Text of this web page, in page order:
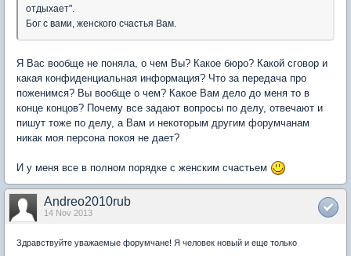
отдыхает".
Бог с вами, женского счастья Вам.
Я Вас вообще не поняла, о чем Вы? Какое бюро? Какой сговор и
какая конфиденциальная информация? Что за передача про
поженимся? Вы вообще о чем? Какое Вам дело до меня то в
конце концов? Почему все задают вопросы по делу, отвечают и
пишут тоже по делу, а Вам и некоторым другим форумчанам
никак моя персона покоя не дает?
И у меня все в полном порядке с женским счастьем
Andreo2010rub
14 Nov 2013
Здравствуйте уважаемые форумчане! Я человек новый и еще только